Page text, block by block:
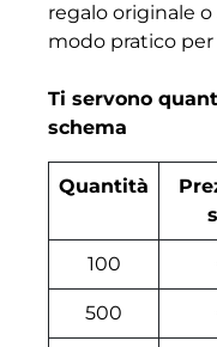
regalo originale
modo pratico per
Ti servono
schema
Quantità
100
500